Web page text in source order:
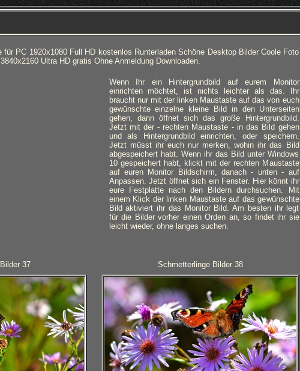
für PC 1920x1080 Full HD kostenlos Runterladen Schöne Desktop Bilder Coole Foto
Ultra HD gratis Ohne Anmeldung Downloaden.
Wenn Ihr ein Hintergrundbild auf eurem Monitor
einrichten möchtet, ist nichts leichter als das. Ihr
braucht nur mit der linken Maustaste auf das von euch
gewünschte einzelne kleine Bild in den Unterseiten
gehen, dann öffnet sich das große Hintergrundbild.
Jetzt mit der - rechten Maustaste - in das Bild gehen
und als Hintergrundbild einrichten, oder speichern.
Jetzt müsst ihr euch nur merken, wohin ihr das Bild
abgespeichert habt. Wenn ihr das Bild unter Windows
10 gespeichert habt, klickt mit der rechten Maustaste
auf euren Monitor Bildschirm, danach - unten - auf
Anpassen. Jetzt öffnet sich ein Fenster. Hier könnt ihr
eure Festplatte nach den Bildern durchsuchen. Mit
einem Klick der linken Maustaste auf das gewünschte
Bild aktiviert ihr das Monitor Bild. Am besten ihr legt
für die Bilder vorher einen Orden an, so findet ihr sie
leicht wieder, ohne langes suchen.
37 Schmetterlinge Bilder 38